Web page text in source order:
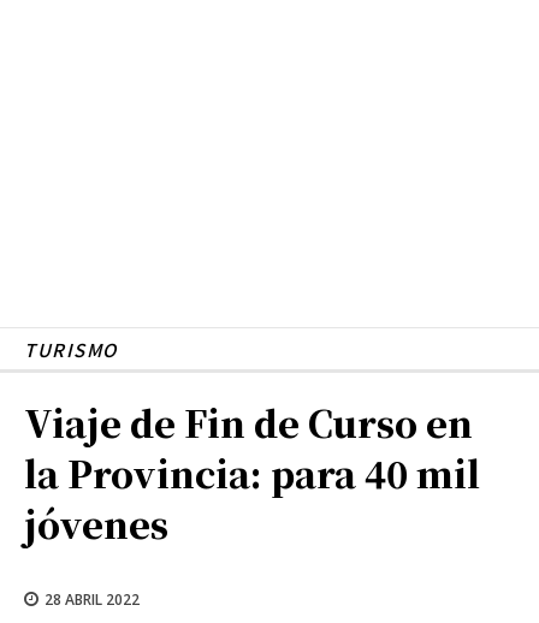
TURISMO
Viaje de Fin de Curso en
la Provincia: para 40 mil
jóvenes
28 ABRIL 2022